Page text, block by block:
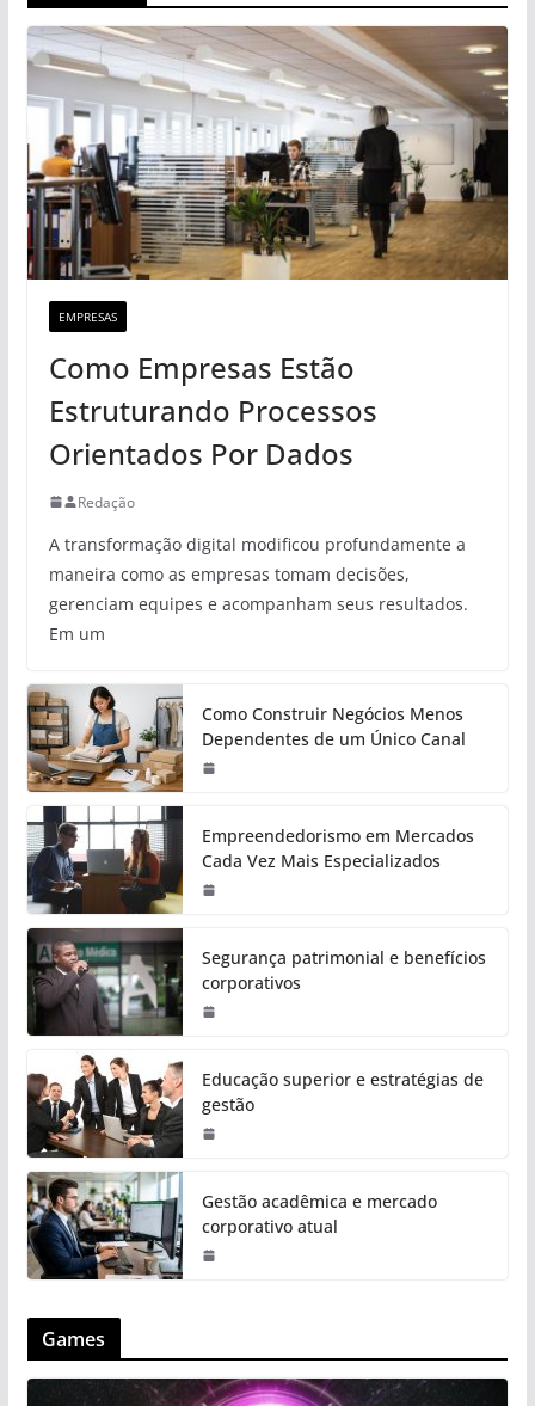
EMPRESAS
Como Empresas Estão
Estruturando Processos
Orientados Por Dados
Redação
A transformação digital modificou profundamente a
maneira como as empresas tomam decisões,
gerenciam equipes e acompanham seus resultados.
Em um
Como Construir Negócios Menos
Dependentes de um Único Canal
Empreendedorismo em Mercados
Cada Vez Mais Especializados
Segurança patrimonial e benefícios
corporativos
Educação superior e estratégias de
gestão
Gestão acadêmica e mercado
corporativo atual
Games